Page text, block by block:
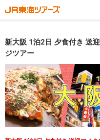
新大阪 1泊2日 夕食付き 送
ジツアー